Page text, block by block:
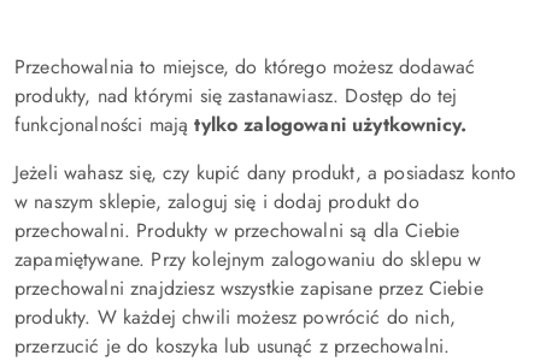
Przechowalnia to miejsce, do którego możesz dodawać
produkty, nad którymi się zastanawiasz. Dostęp do tej
funkcjonalności mają tylko zalogowani użytkownicy.
Jeżeli wahasz się, czy kupić dany produkt, a posiadasz konto
w naszym sklepie, zaloguj się i dodaj produkt do
przechowalni. Produkty w przechowalni są dla Ciebie
zapamiętywane. Przy kolejnym zalogowaniu do sklepu w
przechowalni znajdziesz wszystkie zapisane przez Ciebie
produkty. W każdej chwili możesz powrócić do nich,
przerzucić je do koszyka lub usunąć z przechowalni.